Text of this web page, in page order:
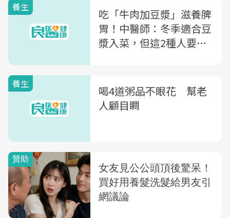
養生
吃「牛肉加豆漿」滋養脾
胃！中醫師：冬季適合豆
漿入菜，但這2種人要注
養生
喝4道粥品不眼花 幫老
人顧目睭